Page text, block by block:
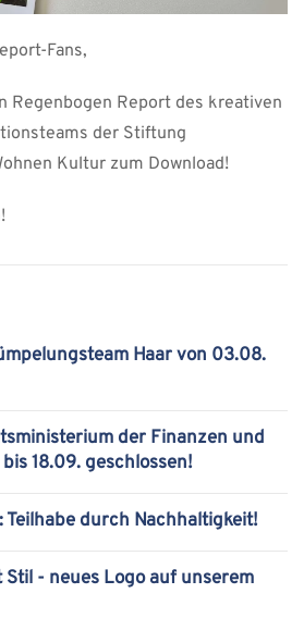
Fans,
Regenbogen Report des kreativen
der Stiftung
Kultur zum Download!
Haar von 03.08.
der Finanzen und
18.09. geschlossen!
durch Nachhaltigkeit!
- neues Logo auf unserem